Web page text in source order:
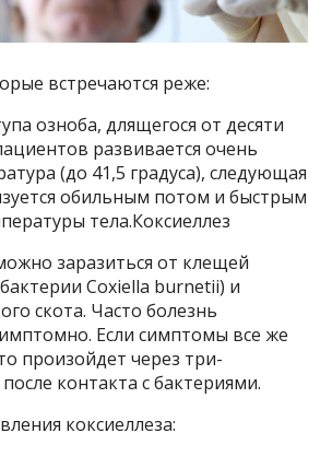
встречаются реже:
озноба, длящегося от десяти
развивается очень
(до 41,5 градуса), следующая
обильным потом и быстрым
тела.Коксиеллез
заразиться от клещей
Coxiella burnetii) и
скота. Часто болезнь
Если симптомы все же
произойдет через три-
контакта с бактериями.
коксиеллеза: